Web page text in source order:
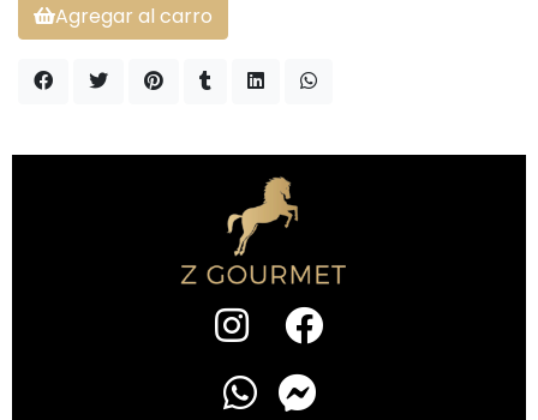
Agregar al carro